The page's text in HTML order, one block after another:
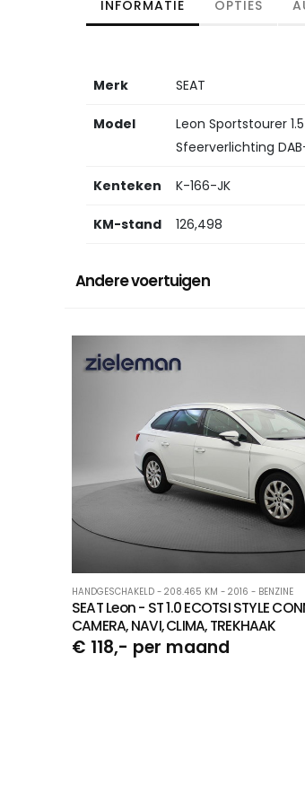
INFORMATIE OPTIES
Merk SEAT
Model
Leon Sportstourer
Sfeerverlichting
Kenteken K-166-JK
KM-stand 126,498
Andere voertuigen
HANDGESCHAKELD - 208.465 KM - 2016 - BENZINE
SEAT Leon - ST 1.0 ECOTSI STYLE
CAMERA, NAVI, CLIMA, TREKHAAK
€ 118,- per maand